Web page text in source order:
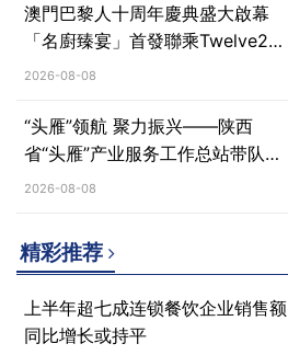
澳門巴黎人十周年慶典盛大啟幕
「名廚臻宴」首發聯乘Twelve25
演繹極致法式風雅
2026-08-08
“头雁”领航 聚力振兴​——陕西
省“头雁”产业服务工作总站带队参
加西北（西安）农资双交会
2026-08-08
精彩推荐
上半年超七成连锁餐饮企业销售额
同比增长或持平